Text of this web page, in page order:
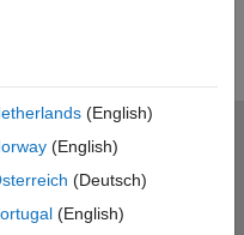
(English)
(English)
(Deutsch)
(English)
취급방침
불법 복제 방지